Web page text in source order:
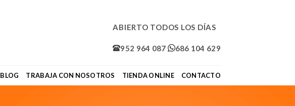
ABIERTO TODOS LOS DÍAS
952 964 087 686 104 629
BLOG TRABAJA CON NOSOTROS TIENDA ONLINE CONTACTO